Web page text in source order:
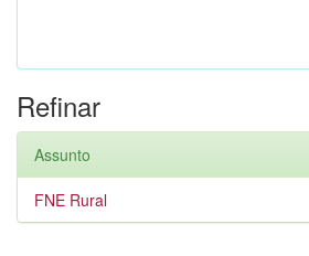
Refinar
Assunto
FNE Rural